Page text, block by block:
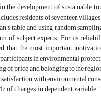
the development of sustainable
residents of seventeen
table and using random
subject experts. For its
that the most important
in environmental
pride and belonging to the
with environmental
of changes in dependent